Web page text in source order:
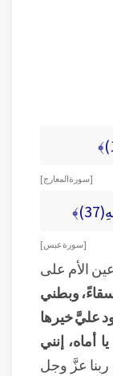
[ سورة المعارج ]
[ سورة عبس ]
الأم على
وبطني
عليَّ خيرها
أماه، إنني
ربنا عزَّ وجل